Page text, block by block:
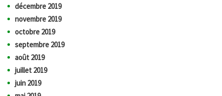
décembre 2019
novembre 2019
octobre 2019
septembre 2019
août 2019
juillet 2019
juin 2019